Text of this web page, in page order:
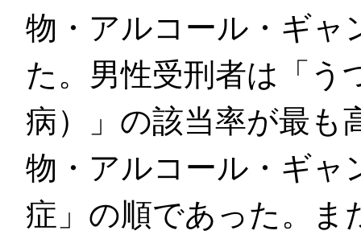
物・アルコール・ギャ
た。男性受刑者は「う
病）」の該当率が最も
物・アルコール・ギャ
症」の順であった。ま